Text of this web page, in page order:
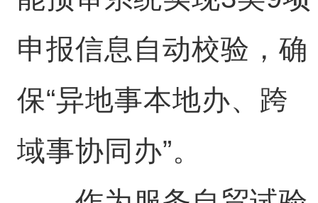
申报信息自动校验，确
保“异地事本地办、跨
域事协同办”。